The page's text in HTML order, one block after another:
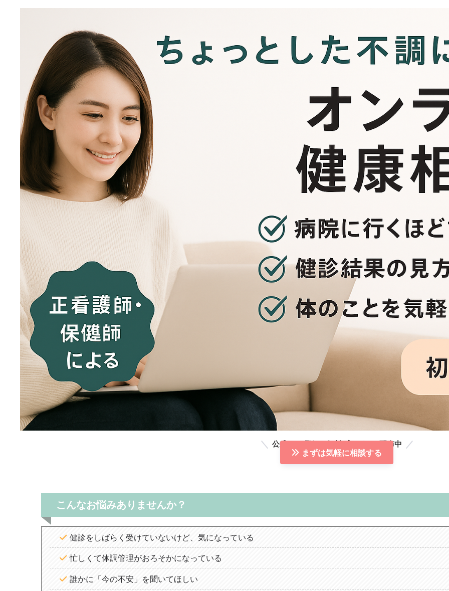
公式LINE登録で無料プレゼント配布中
まずは気軽に相談する
こんなお悩みありませんか？
健診をしばらく受けていないけど、気になっている
忙しくて体調管理がおろそかになっている
誰かに「今の不安」を聞いてほしい